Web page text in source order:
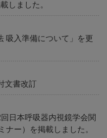
しました。
吸入準備について」を更
文書改訂
日本呼吸器内視鏡学会関
ナー）を掲載しました。